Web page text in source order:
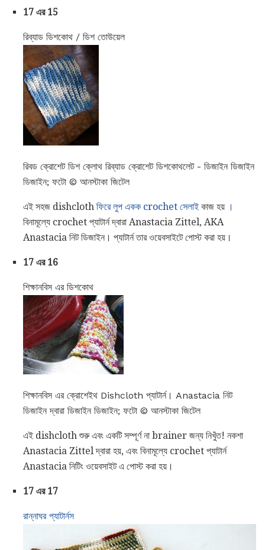
17 এর 15
রিব্যাড ডিশকোথ / ডিশ তোউয়েল
রিবড ক্রোশেট ডিশ ক্লোথ রিব্যাড ক্রোশেট ডিশকোথলেট - ডিজাইন ডিজাইন
ডিজাইন; ফটো © আনস্টাকা জিটেল
এই সহজ dishcloth ফিরে লুপ একক crochet সেলাই কাজ হয় ।
বিনামূল্যে crochet প্যাটার্ন দ্বারা Anastacia Zittel, AKA
Anastacia নিট ডিজাইন। প্যাটার্ন তার ওয়েবসাইটে পোস্ট করা হয়।
17 এর 16
শিক্ষানবিস এর ডিশকোথ
শিক্ষানবিস এর ক্রোশেইথ Dishcloth প্যাটার্ন। Anastacia নিট
ডিজাইন দ্বারা ডিজাইন ডিজাইন; ফটো © আনস্টাকা জিটেল
এই dishcloth শুরু এবং একটি সম্পূর্ণ না brainer জন্য নিখুঁত! নকশা
Anastacia Zittel দ্বারা হয়, এবং বিনামূল্যে crochet প্যাটার্ন
Anastacia নিটিং ওয়েবসাইট এ পোস্ট করা হয়।
17 এর 17
রান্নাঘর প্যাটার্নস